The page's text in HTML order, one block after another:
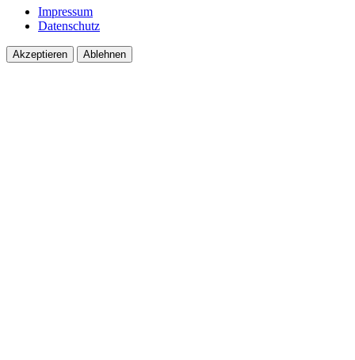
Impressum
Datenschutz
Akzeptieren Ablehnen